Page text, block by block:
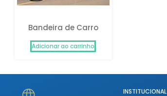
Bandeira de Carro
Adicionar ao carrinho
INSTITUCIONAL